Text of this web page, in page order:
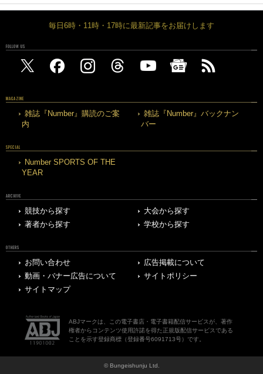
毎日6時・11時・17時に最新記事をお届けします
FOLLOW US
MAGAZINE
雑誌『Number』購読のご案
内
雑誌『Number』バックナン
バー
SPECIAL
Number SPORTS OF THE
YEAR
ARCHIVE
競技から探す
大会から探す
著者から探す
学校から探す
OTHERS
お問い合わせ
広告掲載について
動画・バナー広告について
サイトポリシー
サイトマップ
ABJマークは、この電子書店・電子書籍配信サービスが、著作
権者からコンテンツ使用許諾を得た正規版配信サービスである
ことを示す登録商標（登録番号6091713号）です。
© Bungeishunju Ltd.